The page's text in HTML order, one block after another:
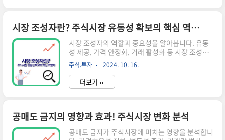
신뢰가 위협받고 있습니다.시장조성자의 주요 기
능유동성 제공: 지속적인 매수/매도 호가 제시가격
안정화: 급격한 가격 변동 완화거래 비용 감소: 호
가 스프레드 축소주요 불법 행위 유형시세조종: 인
위적으로 주가를 조작하는 행위내부자거래: 미공
개 정보를 이용한 거래프론트러닝: 고객 주문 정보
를 이용한 선행매매허수주문: 실제 거래 의..
시장 조성자란? 주식시장 유동성 확보의 핵심 역할자
시장 조성자의 역할과 중요성을 알아봅니다. 유동
성 제공, 가격 안정화, 거래 활성화 등 시장 조성자
가 주식시장에 미치는 영향과 관련 제도에 대해 쉽
게 설명합니다.시장 조성자의 정의와 역할 시장 조
성자란? 주식시장에서 유동성을 제공하고 거래를
원활하게 만드는 중요한 참여자입니다. 이들은 특
시장 조성자의 주요 기능유동성 제공: 시장 조성자
는 거래가 부진한 종목에 대해 매수와 매도 호가를
제시합니다. 이를 통해 투자자들이 언제든지 원하
주식.투자 2024. 10. 16.
더보기 ››
공매도 금지의 영향과 효과! 주식시장 변화 분석
공매도 금지가 주식시장에 미치는 영향을 분석합니